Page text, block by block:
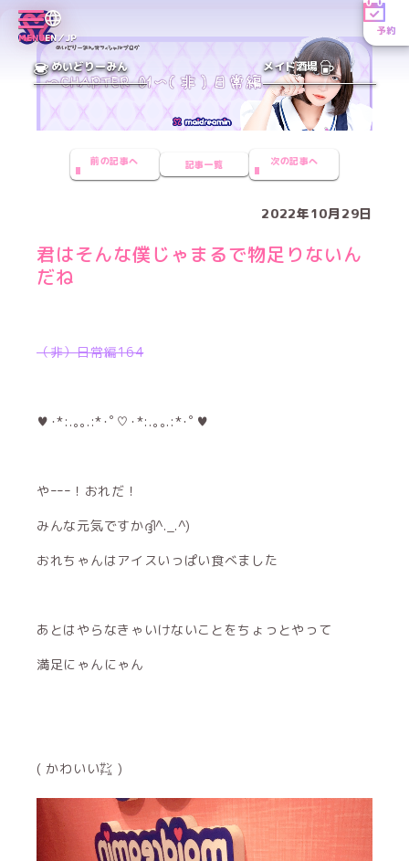
MENUEN／JP
予約
めいどりーみん メイド酒場
前の記事へ 記事一覧 次の記事へ
2022年10月29日
君はそんな僕じゃまるで物足りないん
だね
（非）日常編164
♥･*:.｡｡.:*･ﾟ♡･*:.｡｡.:*･ﾟ♥
やｰｰｰ！おれだ！
みんな元気ですかദ്ദി^._.^)
おれちゃんはアイスいっぱい食べました
あとはやらなきゃいけないことをちょっとやって
満足にゃんにゃん
( かわいい㌠ )